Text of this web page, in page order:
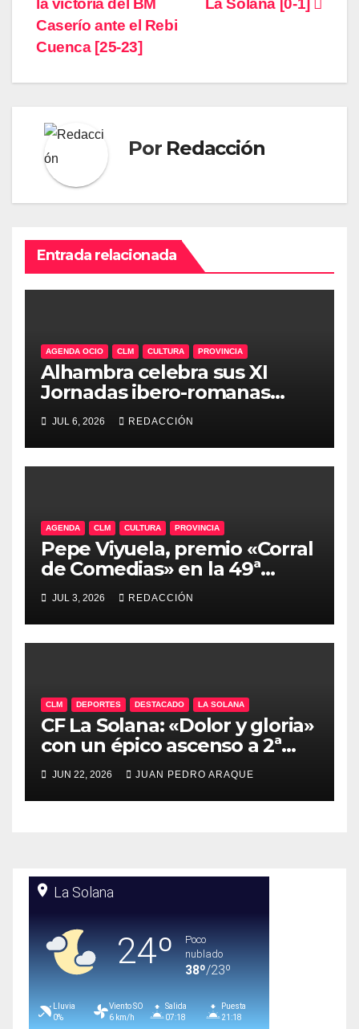
entradas
La Solana [0-1]
la victoria del BM
Caserío ante el Rebi
Cuenca [25-23]
Por Redacción
Entrada relacionada
AGENDA OCIO CLM CULTURA PROVINCIA
Alhambra celebra sus XI
Jornadas ibero-romanas
entre el 9 y el 12 de julio
JUL 6, 2026 REDACCIÓN
AGENDA CLM CULTURA PROVINCIA
Pepe Viyuela, premio «Corral
de Comedias» en la 49ª
edición del Festival de Teatro
Clásico de Almagro
JUL 3, 2026 REDACCIÓN
CLM DEPORTES DESTACADO LA SOLANA
CF La Solana: «Dolor y gloria»
con un épico ascenso a 2ª
RFEF del Atlético Albacete
JUN 22, 2026 JUAN PEDRO ARAQUE